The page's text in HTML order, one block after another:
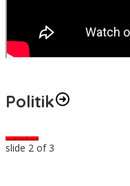
Politik
slide 2 of 3